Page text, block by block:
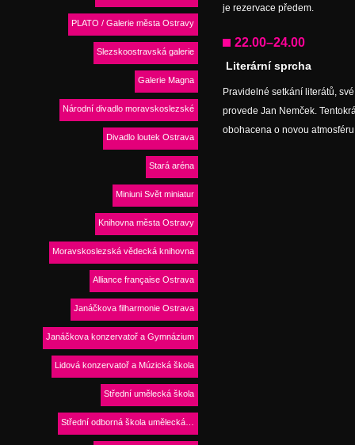
PLATO / Galerie města Ostravy
Slezskoostravská galerie
Galerie Magna
Národní divadlo moravskoslezské
Divadlo loutek Ostrava
Stará aréna
Miniuni Svět miniatur
Knihovna města Ostravy
Moravskoslezská vědecká knihovna
Alliance française Ostrava
Janáčkova filharmonie Ostrava
Janáčkova konzervatoř a Gymnázium
Lidová konzervatoř a Múzická škola
Střední umělecká škola
Střední odborná škola umělecká…
je rezervace předem.
22.00–24.00
Literární sprcha
Pravidelné setkání literátů,
provede Jan Nemček.
obohacena o novou